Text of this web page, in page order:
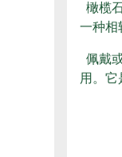
橄榄
一种相
佩戴
用。